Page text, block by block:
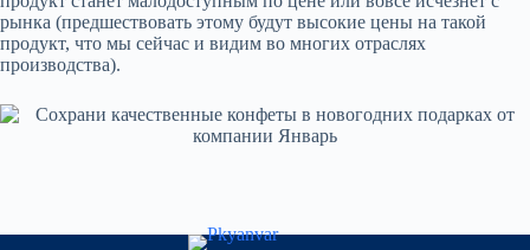
рынка (предшествовать этому будут высокие цены на такой
продукт, что мы сейчас и видим во многих отраслях
производства).